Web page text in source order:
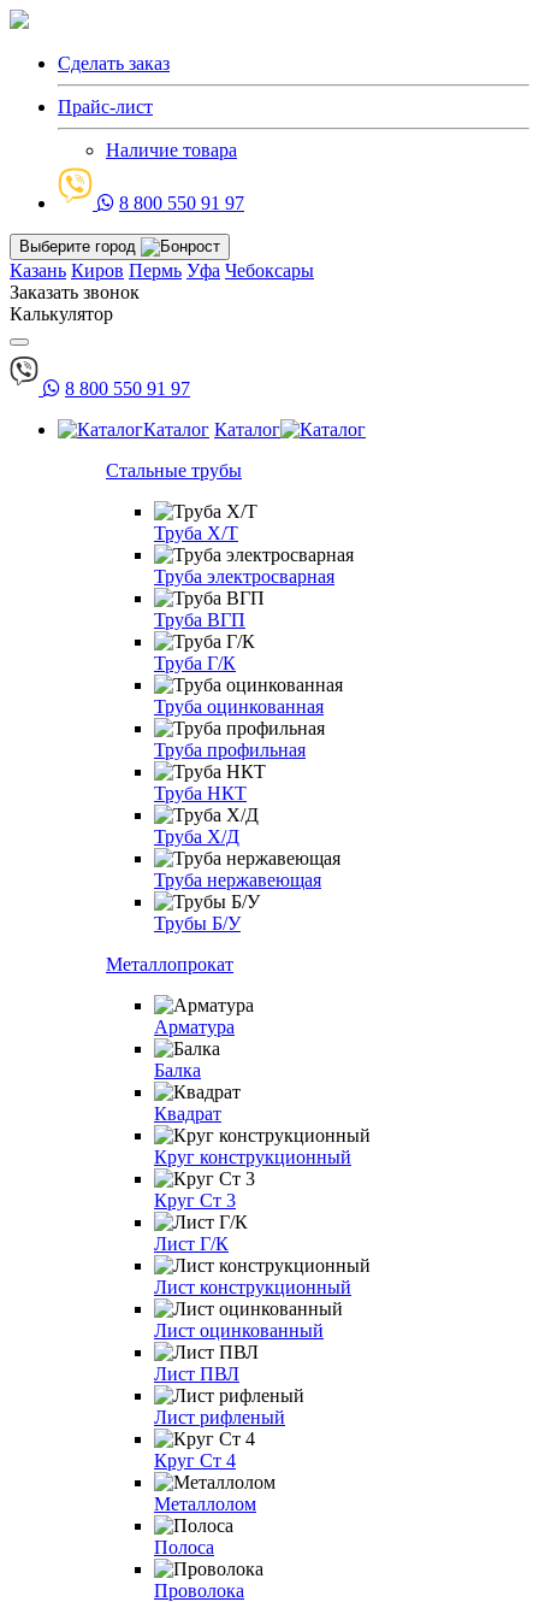
Сделать заказ
Прайс-лист
Наличие товара
8 800 550 91 97
Выберите город
Казань Киров Пермь Уфа Чебоксары
Заказать звонок
Калькулятор
8 800 550 91 97
Каталог Каталог
Стальные трубы
Труба Х/Т
Труба электросварная
Труба ВГП
Труба Г/К
Труба оцинкованная
Труба профильная
Труба НКТ
Труба Х/Д
Труба нержавеющая
Трубы Б/У
Металлопрокат
Арматура
Балка
Квадрат
Круг конструкционный
Круг Ст 3
Лист Г/К
Лист конструкционный
Лист оцинкованный
Лист ПВЛ
Лист рифленый
Круг Ст 4
Металлолом
Полоса
Проволока